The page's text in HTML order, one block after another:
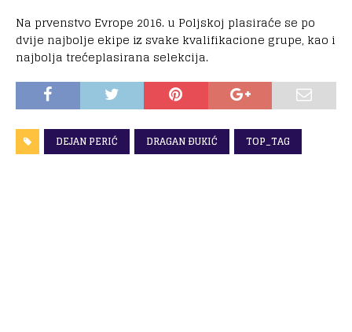
Na prvenstvo Evrope 2016. u Poljskoj plasiraće se po
dvije najbolje ekipe iz svake kvalifikacione grupe, kao i
najbolja trećeplasirana selekcija.
DEJAN PERIĆ DRAGAN ÐUKIĆ TOP_TAG